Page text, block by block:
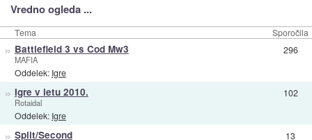
Vredno ogleda ...
Tema Sporočila
» Battlefield 3 vs Cod Mw3
MAFIA
Oddelek: Igre
296
» Igre v letu 2010.
Rotaidal
Oddelek: Igre
102
» Split/Second 13